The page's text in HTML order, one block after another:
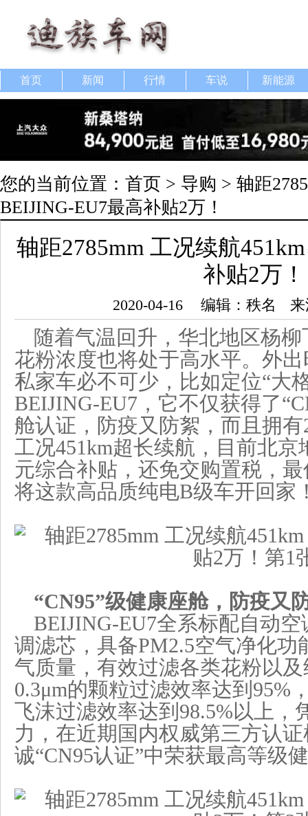
首页 新闻 行情 车说 新能源
您的当前位置： 首页 > 导购 > 轴距
BEIJING-EU7最高补贴2万！
轴距2785mm 工况续航
补贴2万！
2020-04-16 编辑：秩名
随着气温回升，华北地区杨
花粉浓度也将处于高水平。外
私家车必不可少，比如定位“大
BEIJING-EU7，它不仅获得了
舱认证，防疫又防絮，而且拥有
工况451km超长续航，目前北
元综合补贴，还免交购置税，
将这款高品质纯电B级车开回家
“CN95”级健康座舱，防疫又
BEIJING-EU7全系标配自动空
调滤芯，具备PM2.5空气净化功
气质量，有效过滤各类花粉以
0.3μm的颗粒过滤效率达到95%
飞沫过滤效率达到98.5%以上，
力，在近期国内权威第三方认
诚“CN95认证”中荣获最高等级